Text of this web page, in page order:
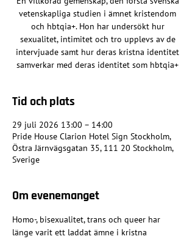
vetenskapliga studien i ämnet kristendom
och hbtqia+. Hon har undersökt hur
sexualitet, intimitet och tro upplevs av de
intervjuade samt hur deras kristna identitet
samverkar med deras identitet som hbtqia+
Tid och plats
29 juli 2026 13:00 – 14:00
Pride House Clarion Hotel Sign Stockholm,
Östra Järnvägsgatan 35, 111 20 Stockholm,
Sverige
Om evenemanget
Homo-, bisexualitet, trans och queer har
länge varit ett laddat ämne i kristna